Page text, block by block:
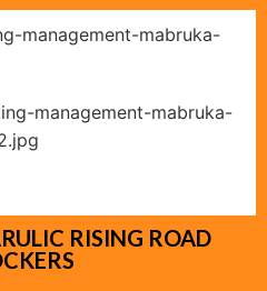
RISING ROAD